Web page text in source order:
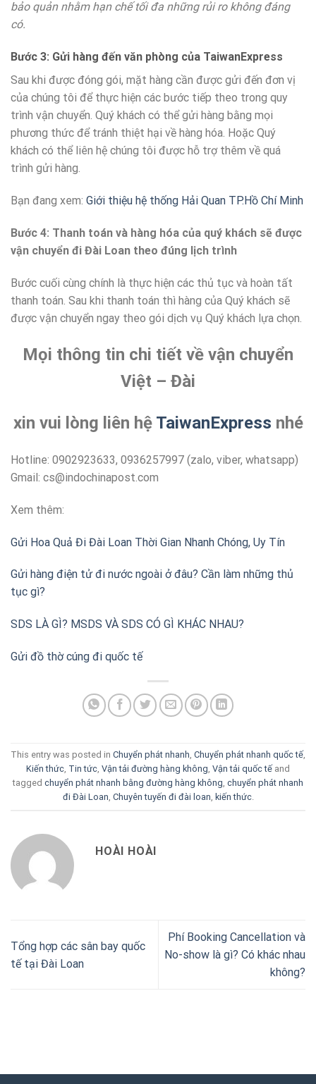
bảo quản nhằm hạn chế tối đa những rủi ro không đáng
có.
Bước 3: Gửi hàng đến văn phòng của TaiwanExpress
Sau khi được đóng gói, mặt hàng cần được gửi đến đơn vị
của chúng tôi để thực hiện các bước tiếp theo trong quy
trình vận chuyển. Quý khách có thể gửi hàng bằng mọi
phương thức để tránh thiệt hại về hàng hóa. Hoặc Quý
khách có thể liên hệ chúng tôi được hỗ trợ thêm về quá
trình gửi hàng.
Bạn đang xem: Giới thiệu hệ thống Hải Quan TP.Hồ Chí Minh
Bước 4: Thanh toán và hàng hóa của quý khách sẽ được
vận chuyển đi Đài Loan theo đúng lịch trình
Bước cuối cùng chính là thực hiện các thủ tục và hoàn tất
thanh toán. Sau khi thanh toán thì hàng của Quý khách sẽ
được vận chuyển ngay theo gói dịch vụ Quý khách lựa chọn.
Mọi thông tin chi tiết về vận chuyển
Việt – Đài
xin vui lòng liên hệ TaiwanExpress nhé
Hotline: 0902923633, 0936257997 (zalo, viber, whatsapp)
Gmail: cs@indochinapost.com
Xem thêm:
Gửi Hoa Quả Đi Đài Loan Thời Gian Nhanh Chóng, Uy Tín
Gửi hàng điện tử đi nước ngoài ở đâu? Cần làm những thủ
tục gì?
SDS LÀ GÌ? MSDS VÀ SDS CÓ GÌ KHÁC NHAU?
Gửi đồ thờ cúng đi quốc tế
This entry was posted in Chuyển phát nhanh, Chuyển phát nhanh quốc tế,
Kiến thức, Tin tức, Vận tải đường hàng không, Vận tải quốc tế and
tagged chuyển phát nhanh bằng đường hàng không, chuyển phát nhanh
đi Đài Loan, Chuyên tuyến đi đài loan, kiến thức.
HOÀI HOÀI
Tổng hợp các sân bay quốc
tế tại Đài Loan
Phí Booking Cancellation và
No-show là gì? Có khác nhau
không?